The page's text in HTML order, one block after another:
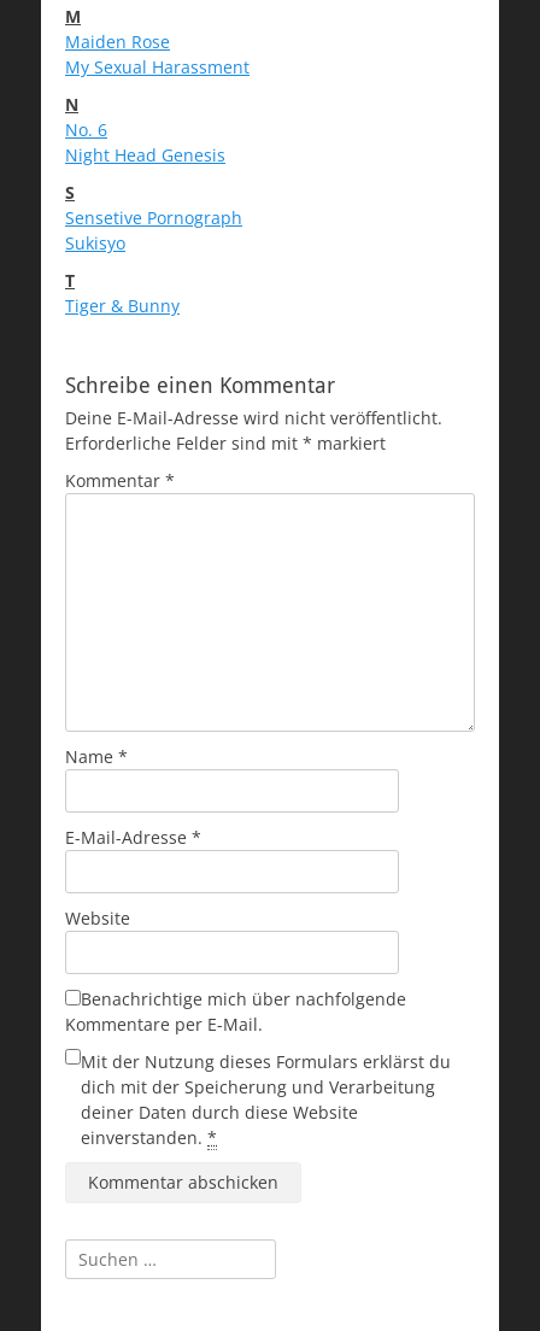
M
Maiden Rose
My Sexual Harassment
N
No. 6
Night Head Genesis
S
Sensetive Pornograph
Sukisyo
T
Tiger & Bunny
Schreibe einen Kommentar
Deine E-Mail-Adresse wird nicht veröffentlicht.
Erforderliche Felder sind mit * markiert
Kommentar *
Name *
E-Mail-Adresse *
Website
Benachrichtige mich über nachfolgende
Kommentare per E-Mail.
Mit der Nutzung dieses Formulars erklärst du
dich mit der Speicherung und Verarbeitung
deiner Daten durch diese Website
einverstanden. *
Suchen
nach: